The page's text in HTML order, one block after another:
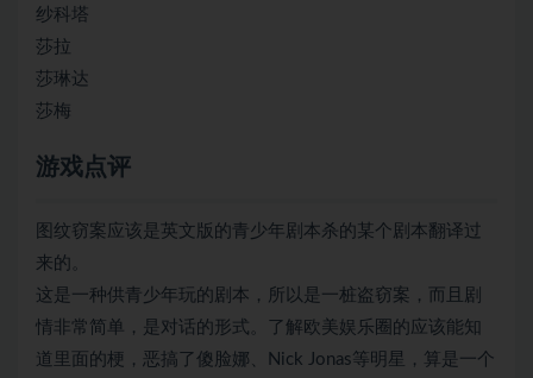
纱科塔
莎拉
莎琳达
莎梅
游戏点评
图纹窃案应该是英文版的青少年剧本杀的某个剧本翻译过
来的。
这是一种供青少年玩的剧本，所以是一桩盗窃案，而且剧
情非常简单，是对话的形式。了解欧美娱乐圈的应该能知
道里面的梗，恶搞了傻脸娜、Nick Jonas等明星，算是一个